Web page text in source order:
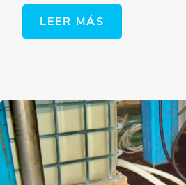
LEER MÁS